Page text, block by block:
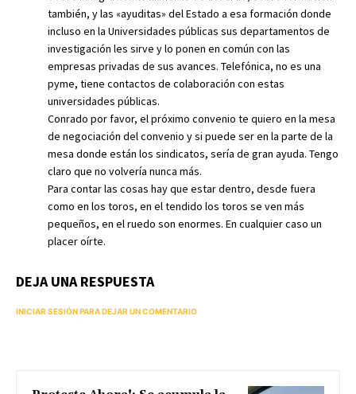
también, y las «ayuditas» del Estado a esa formación donde
incluso en la Universidades públicas sus departamentos de
investigación les sirve y lo ponen en común con las
empresas privadas de sus avances. Telefónica, no es una
pyme, tiene contactos de colaboración con estas
universidades públicas.
Conrado por favor, el próximo convenio te quiero en la mesa
de negociación del convenio y si puede ser en la parte de la
mesa donde están los sindicatos, sería de gran ayuda. Tengo
claro que no volvería nunca más.
Para contar las cosas hay que estar dentro, desde fuera
como en los toros, en el tendido los toros se ven más
pequeños, en el ruedo son enormes. En cualquier caso un
placer oírte.
DEJA UNA RESPUESTA
INICIAR SESIÓN PARA DEJAR UN COMENTARIO